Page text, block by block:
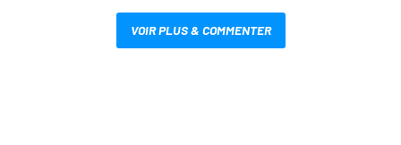
VOIR PLUS & COMMENTER